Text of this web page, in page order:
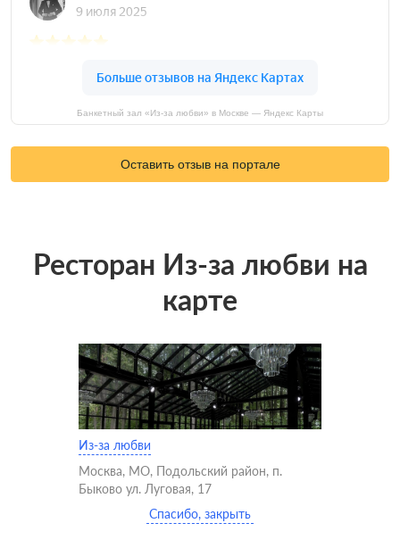
Банкетный зал «Из-за любви» в Москве — Яндекс Карты
Оставить отзыв на портале
Ресторан Из-за любви на
карте
Из-за любви
Москва, МО, Подольский район, п.
Быково ул. Луговая, 17
Спасибо, закрыть